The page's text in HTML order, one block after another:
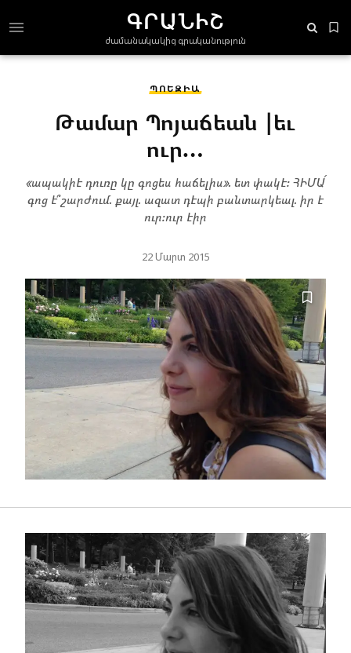
ԳՐԱՆԻՇ
ժամանակակից գրականություն
ՊՈԵԶԻԱ
Թամար Պոյաճեան |եւ
ուր…
«ապակիէ դուռը կը գոցես հաճելիս». ետ փակէ։ ՀԻՄԱ՛
գոց է՞ շարժում. քայլ. ազատ դէպի բանտարկեալ. իր է
ուր։ուր էիր
22 Մարտ 2015